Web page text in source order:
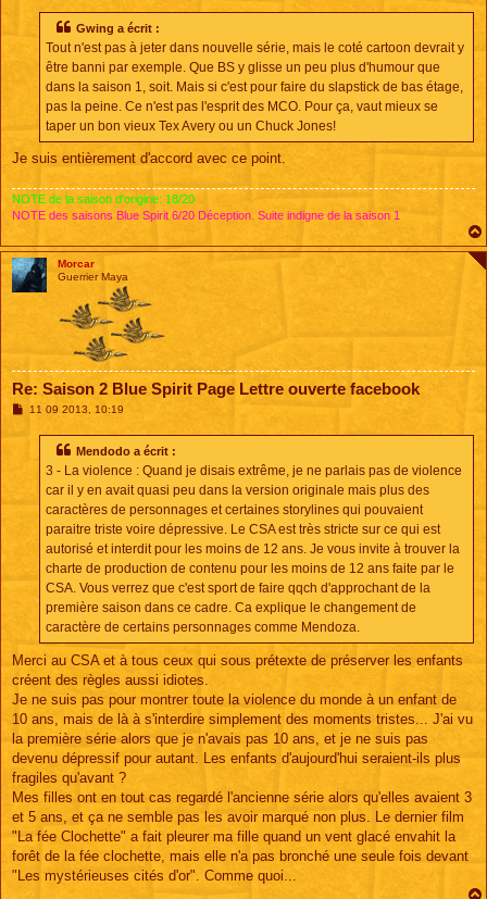
Gwing a écrit :
Tout n'est pas à jeter dans nouvelle série, mais le coté cartoon devrait y
être banni par exemple. Que BS y glisse un peu plus d'humour que
dans la saison 1, soit. Mais si c'est pour faire du slapstick de bas étage,
pas la peine. Ce n'est pas l'esprit des MCO. Pour ça, vaut mieux se
taper un bon vieux Tex Avery ou un Chuck Jones!
Je suis entièrement d'accord avec ce point.
NOTE de la saison d'origine: 18/20
NOTE des saisons Blue Spirit 6/20 Déception. Suite indigne de la saison 1
Morcar
Guerrier Maya
Re: Saison 2 Blue Spirit Page Lettre ouverte facebook
M
11 09 2013, 10:19
Mendodo a écrit :
3 - La violence : Quand je disais extrême, je ne parlais pas de violence
car il y en avait quasi peu dans la version originale mais plus des
caractères de personnages et certaines storylines qui pouvaient
paraitre triste voire dépressive. Le CSA est très stricte sur ce qui est
autorisé et interdit pour les moins de 12 ans. Je vous invite à trouver la
charte de production de contenu pour les moins de 12 ans faite par le
CSA. Vous verrez que c'est sport de faire qqch d'approchant de la
première saison dans ce cadre. Ca explique le changement de
caractère de certains personnages comme Mendoza.
Merci au CSA et à tous ceux qui sous prétexte de préserver les enfants
créent des règles aussi idiotes.
Je ne suis pas pour montrer toute la violence du monde à un enfant de
10 ans, mais de là à s'interdire simplement des moments tristes... J'ai vu
la première série alors que je n'avais pas 10 ans, et je ne suis pas
devenu dépressif pour autant. Les enfants d'aujourd'hui seraient-ils plus
fragiles qu'avant ?
Mes filles ont en tout cas regardé l'ancienne série alors qu'elles avaient 3
et 5 ans, et ça ne semble pas les avoir marqué non plus. Le dernier film
"La fée Clochette" a fait pleurer ma fille quand un vent glacé envahit la
forêt de la fée clochette, mais elle n'a pas bronché une seule fois devant
"Les mystérieuses cités d'or". Comme quoi...